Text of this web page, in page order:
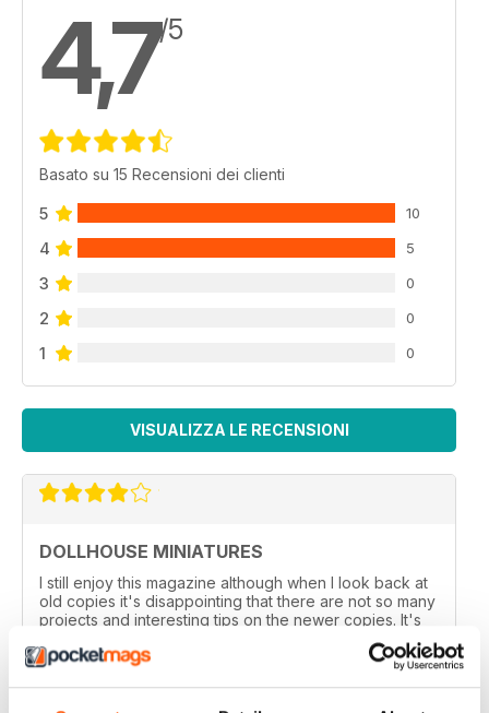
4,7/5
Basato su 15 Recensioni dei clienti
5 10
4 5
3 0
2 0
1 0
VISUALIZZA LE RECENSIONI
DOLLHOUSE MINIATURES
I still enjoy this magazine although when l look back at
old copies it's disappointing that there are not so many
projects and interesting tips on the newer copies. It's
good to read interesting articles from people who
make and create such fantastic items but there seems